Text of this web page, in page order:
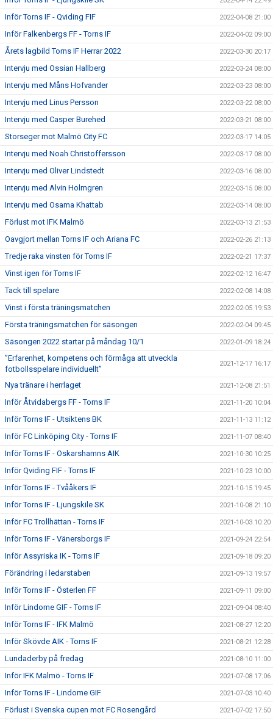
Inför Torns IF - Qviding FIF 2022-04-08 21:00
Inför Falkenbergs FF - Torns IF 2022-04-02 09:00
Årets lagbild Torns IF Herrar 2022 2022-03-30 20:17
Intervju med Ossian Hallberg 2022-03-24 08:00
Intervju med Måns Hofvander 2022-03-23 08:00
Intervju med Linus Persson 2022-03-22 08:00
Intervju med Casper Burehed 2022-03-21 08:00
Storseger mot Malmö City FC 2022-03-17 14:05
Intervju med Noah Christoffersson 2022-03-17 08:00
Intervju med Oliver Lindstedt 2022-03-16 08:00
Intervju med Alvin Holmgren 2022-03-15 08:00
Intervju med Osama Khattab 2022-03-14 08:00
Förlust mot IFK Malmö 2022-03-13 21:53
Oavgjort mellan Torns IF och Ariana FC 2022-02-26 21:13
Tredje raka vinsten för Torns IF 2022-02-21 17:37
Vinst igen för Torns IF 2022-02-12 16:47
Tack till spelare 2022-02-08 14:08
Vinst i första träningsmatchen 2022-02-05 19:53
Första träningsmatchen för säsongen 2022-02-04 09:45
Säsongen 2022 startar på måndag 10/1 2022-01-09 18:24
”Erfarenhet, kompetens och förmåga att utveckla
fotbollsspelare individuellt”
2021-12-17 16:17
Nya tränare i herrlaget 2021-12-08 21:51
Inför Åtvidabergs FF - Torns IF 2021-11-20 10:04
Inför Torns IF - Utsiktens BK 2021-11-13 11:12
Inför FC Linköping City - Torns IF 2021-11-07 08:40
Inför Torns IF - Oskarshamns AIK 2021-10-30 10:25
Inför Qviding FIF - Torns IF 2021-10-23 10:00
Inför Torns IF - Tvååkers IF 2021-10-15 19:45
Inför Torns IF - Ljungskile SK 2021-10-08 21:10
Inför FC Trollhättan - Torns IF 2021-10-03 10:20
Inför Torns IF - Vänersborgs IF 2021-09-24 22:54
Inför Assyriska IK - Torns IF 2021-09-18 09:20
Förändring i ledarstaben 2021-09-13 19:57
Inför Torns IF - Österlen FF 2021-09-11 09:00
Inför Lindome GIF - Torns IF 2021-09-04 08:40
Inför Torns IF - IFK Malmö 2021-08-27 12:20
Inför Skövde AIK - Torns IF 2021-08-21 12:28
Lundaderby på fredag 2021-08-10 11:00
Inför IFK Malmö - Torns IF 2021-07-08 17:06
Inför Torns IF - Lindome GIF 2021-07-03 10:40
Förlust i Svenska cupen mot FC Rosengård 2021-07-02 17:50